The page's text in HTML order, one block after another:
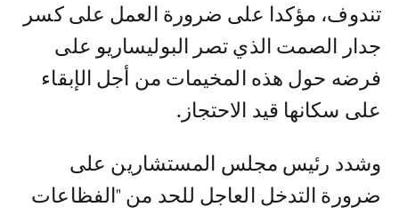
تندوف، مؤكدا على ضرورة العمل على كسر
جدار الصمت الذي تصر البوليساريو على
فرضه حول هذه المخيمات من أجل الإبقاء
على سكانها قيد الاحتجاز.
وشدد رئيس مجلس المستشارين على
ضرورة التدخل العاجل للحد من "الفظاعات